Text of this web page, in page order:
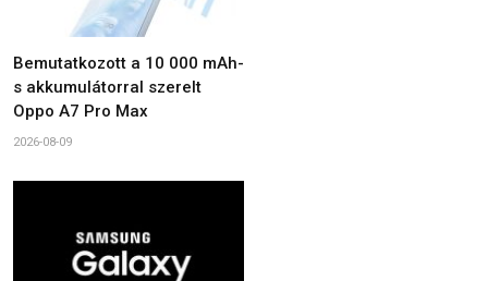
Bemutatkozott a 10 000 mAh-
s akkumulátorral szerelt
Oppo A7 Pro Max
2026-08-09